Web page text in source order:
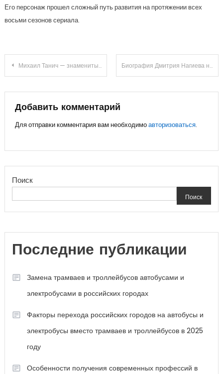
Его персонаж прошел сложный путь развития на протяжении всех
восьми сезонов сериала.
Навигация
по
записям
Михаил Танич — знаменитый певец и талантливый актер — удивительная биография, уникальные достижения и невероятные факты Биография Дмитрия Нагиева на Википедии — удивительные факты из жизни популярного российского актера и телеведущего
Добавить комментарий
Для отправки комментария вам необходимоавторизоваться.
Поиск
Поиск
Последние публикации
Замена трамваев и троллейбусов автобусами и
электробусами в российских городах
Факторы перехода российских городов на автобусы и
электробусы вместо трамваев и троллейбусов в 2025
году
Особенности получения современных профессий в